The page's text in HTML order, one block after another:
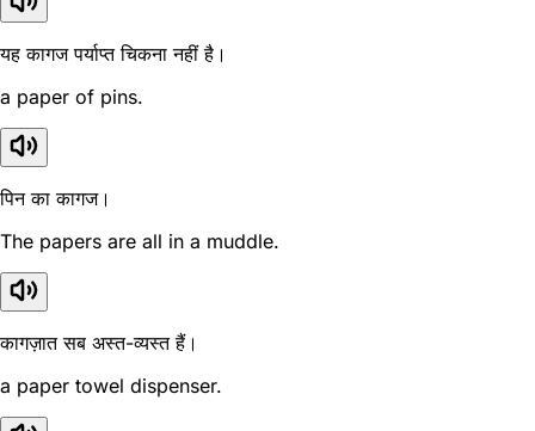
यह कागज पर्याप्त चिकना नहीं है।
a paper of pins.
पिन का कागज।
The papers are all in a muddle.
कागज़ात सब अस्त-व्यस्त हैं।
a paper towel dispenser.